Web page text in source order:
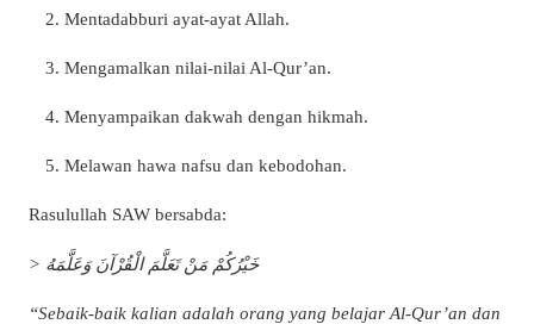
Mentadabburi ayat-ayat Allah.
Mengamalkan nilai-nilai Al-Qur’an.
Menyampaikan dakwah dengan hikmah.
Melawan hawa nafsu dan kebodohan.
Rasulullah SAW bersabda:
> خَيْرُكُمْ مَنْ تَعَلَّمَ الْقُرْآنَ وَعَلَّمَهُ
“Sebaik-baik kalian adalah orang yang belajar Al-Qur’an dan